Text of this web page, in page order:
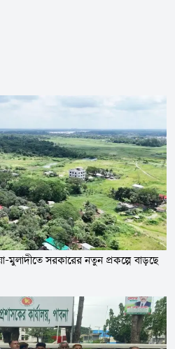
মুলাদীতে সরকারের নতুন প্রকল্পে বাড়ছে